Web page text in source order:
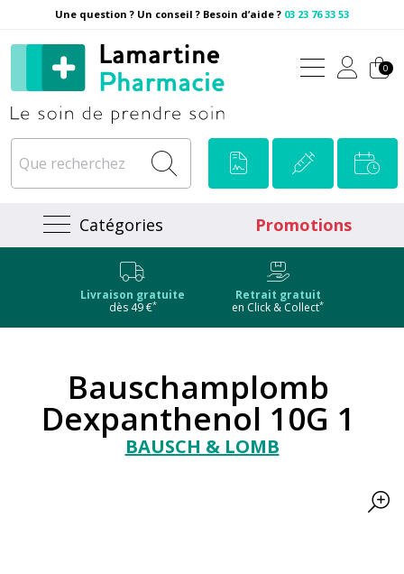
Une question ? Un conseil ? Besoin d’aide ? 03 23 76 33 53
Pharmacie Lamartine
0
Catégories Promotions
Livraison gratuite
dès 49 €*
Retrait gratuit
en Click & Collect*
Bauschamplomb
Dexpanthenol 10G 1
BAUSCH & LOMB